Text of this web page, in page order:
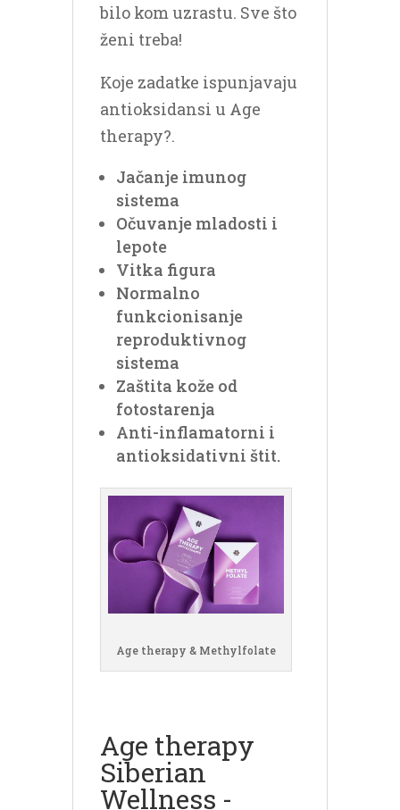
bilo kom uzrastu. Sve što
ženi treba!
Koje zadatke ispunjavaju
antioksidansi u Age
therapy?.
Jačanje imunog
sistema
Očuvanje mladosti i
lepote
Vitka figura
Normalno
funkcionisanje
reproduktivnog
sistema
Zaštita kože od
fotostarenja
Anti-inflamatorni i
antioksidativni štit.
Age therapy & Methylfolate
Age therapy
Siberian
Wellness -